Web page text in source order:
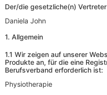
Der/die gesetzliche(n)
Daniela John
1. Allgemein
1.1 Wir zeigen auf unserer
Produkte an, für die eine
Berufsverband erforderlich ist:
Physiotherapie